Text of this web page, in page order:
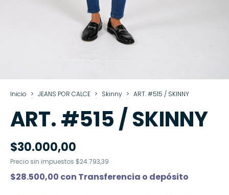
Inicio > JEANS POR CALCE > Skinny > ART. #515 / SKINNY
ART. #515 / SKINNY
$30.000,00
Precio sin impuestos $24.793,39
$28.500,00 con Transferencia o depósito